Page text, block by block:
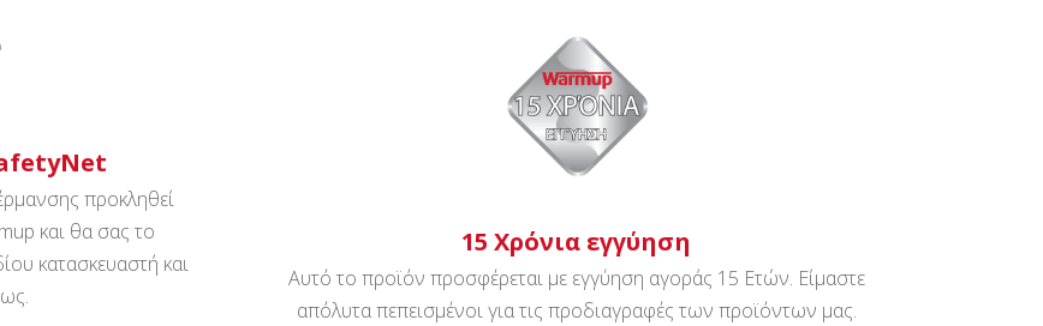
προκληθεί
και θα σας το
κατασκευαστή και
15 Χρόνια εγγύηση
Αυτό το προϊόν προσφέρεται με εγγύηση αγοράς 15 Ετών. Είμαστε
απόλυτα πεπεισμένοι για τις προδιαγραφές των προϊόντων μας.